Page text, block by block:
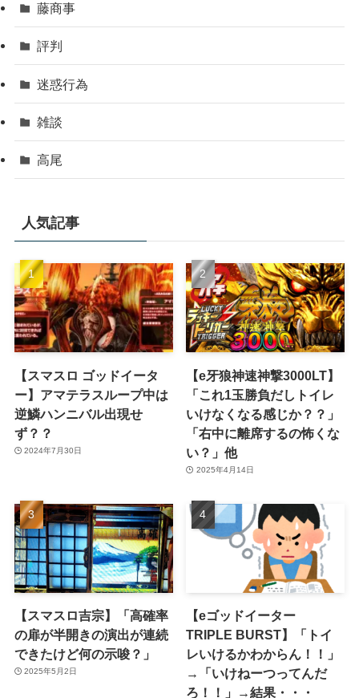
藤商事
評判
迷惑行為
雑談
高尾
人気記事
【スマスロ ゴッドイータ
ー】アマテラスループ中は
逆鱗ハンニバル出現せ
ず？？
2024年7月30日
【e牙狼神速神撃3000LT】
「これ1玉勝負だしトイレ
いけなくなる感じか？？」
「右中に離席するの怖くな
い？」他
2025年4月14日
【スマスロ吉宗】「高確率
の扉が半開きの演出が連続
できたけど何の示唆？」
2025年5月2日
【eゴッドイーター
TRIPLE BURST】「トイ
レいけるかわからん！！」
→「いけねーつってんだ
ろ！！」→結果・・・